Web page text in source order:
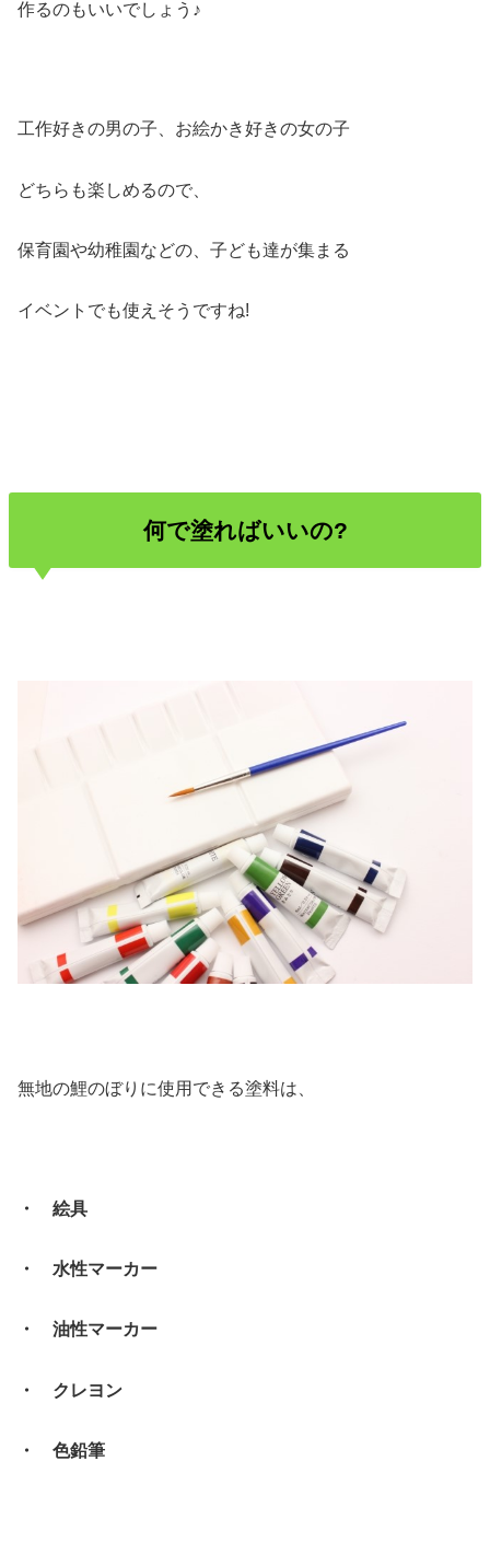
作るのもいいでしょう♪
工作好きの男の子、お絵かき好きの女の子
どちらも楽しめるので、
保育園や幼稚園などの、子ども達が集まる
イベントでも使えそうですね!
何で塗ればいいの?
無地の鯉のぼりに使用できる塗料は、
・ 絵具
・ 水性マーカー
・ 油性マーカー
・ クレヨン
・ 色鉛筆